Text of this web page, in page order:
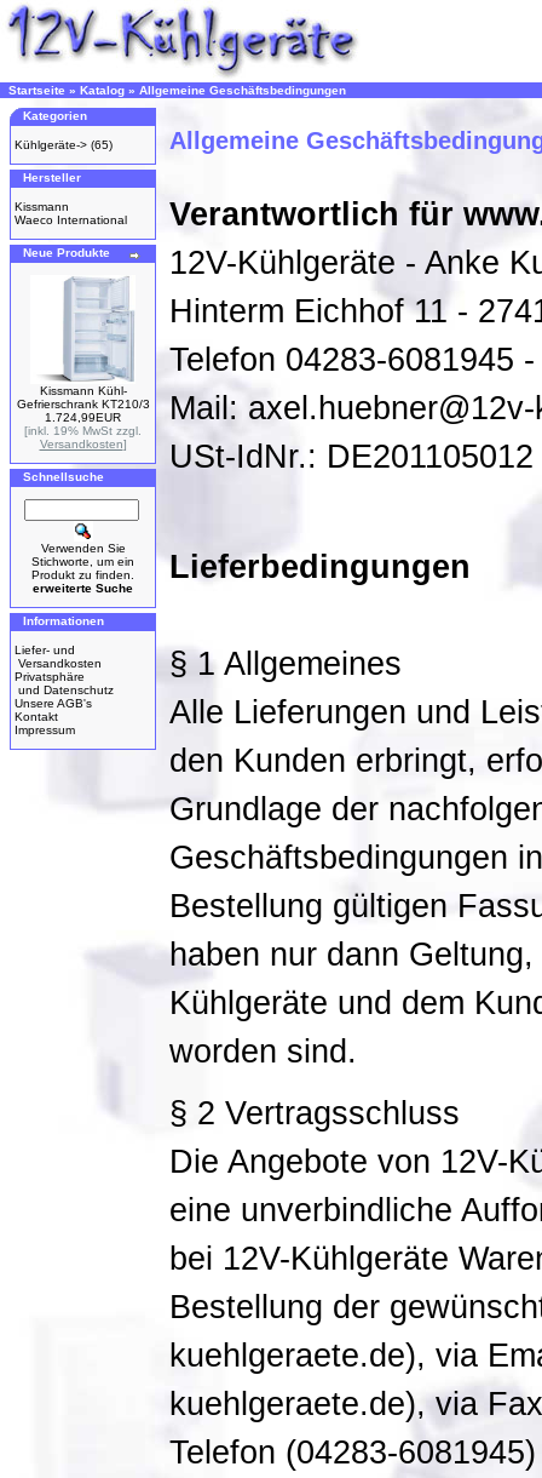
Startseite » Katalog » Allgemeine Geschäftsbedingungen
Kategorien
Kühlgeräte-> (65)
Hersteller
Kissmann
Waeco International
Neue Produkte
Kissmann Kühl-
Gefrierschrank KT210/3
1.724,99EUR
[inkl. 19% MwSt zzgl.
Versandkosten]
Schnellsuche
Verwenden Sie
Stichworte, um ein
Produkt zu finden.
erweiterte Suche
Informationen
Liefer- und
Versandkosten
Privatsphäre
und Datenschutz
Unsere AGB's
Kontakt
Impressum
Allgemeine
Verantwortlich für
12V-Kühlgeräte - Anke
Hinterm Eichhof 11 -
Telefon 04283-6081945
Mail:
USt-IdNr.: DE201105012
Lieferbedingungen
§ 1 Allgemeines
Alle Lieferungen und
den Kunden erbringt,
Grundlage der
Geschäftsbedingungen
Bestellung gültigen
haben nur dann
Kühlgeräte und dem
worden sind.
§ 2 Vertragsschluss
Die Angebote von 12V-
eine unverbindliche
bei 12V-Kühlgeräte
Bestellung der
kuehlgeraete.de), via
kuehlgeraete.de), via
Telefon (04283-